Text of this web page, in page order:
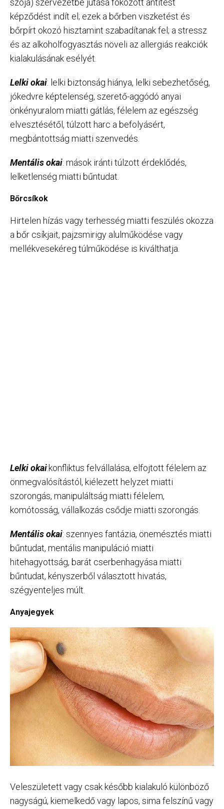
szója) szervezetbe jutása fokozott antitest
képződést indít el; ezek a bőrben viszketést és
bőrpírt okozó hisztamint szabadítanak fel; a stressz
és az alkoholfogyasztás növeli az allergiás reakciók
kialakulásának esélyét.
Lelki okai: lelki biztonság hiánya, lelki sebezhetőség,
jókedvre képtelenség, szerető-aggódó anyai
önkényuralom miatti gátlás, félelem az egészség
elvesztésétől, túlzott harc a befolyásért,
megbántottság miatti szenvedés.
Mentális okai: mások iránti túlzott érdeklődés,
lelketlenség miatti bűntudat.
Bőrcsíkok
Hirtelen hízás vagy terhesség miatti feszülés okozza
a bőr csíkjait, pajzsmirigy alulműködése vagy
mellékvesekéreg túlműködése is kiválthatja.
Lelki okai:konfliktus felvállalása, elfojtott félelem az
önmegvalósítástól, kiélezett helyzet miatti
szorongás, manipuláltság miatti félelem,
komótosság, vállalkozás csődje miatti szorongás.
Mentális okai: szennyes fantázia, önemésztés miatti
bűntudat, mentális manipuláció miatti
hitehagyottság, barát cserbenhagyása miatti
bűntudat, kényszerből választott hivatás,
szégyenteljes múlt.
Anyajegyek
Veleszületett vagy csak később kialakuló különböző
nagyságú, kiemelkedő vagy lapos, sima felszínű vagy